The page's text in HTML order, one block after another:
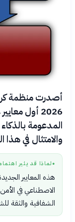
2026 أول
المدعومة
والامتثال في
● لماذا قد يثير
هذه المعايير
الاصطناعي في
الشفافية والثقة